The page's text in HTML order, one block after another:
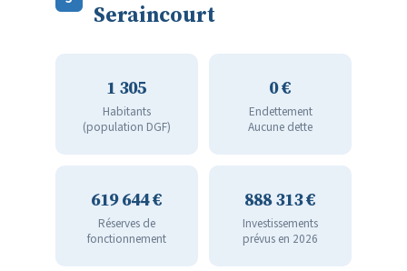
Seraincourt
1 305
Habitants
(population DGF)
0 €
Endettement
Aucune dette
619 644 €
Réserves de
fonctionnement
888 313 €
Investissements
prévus en 2026